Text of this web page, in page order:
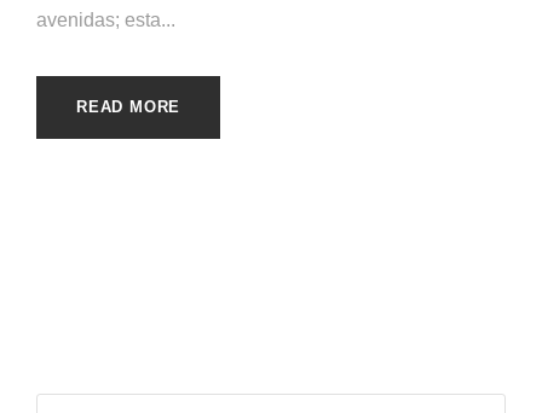
avenidas; esta...
READ MORE